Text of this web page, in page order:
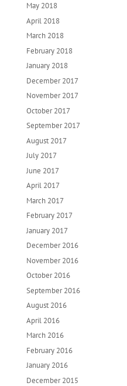
May 2018
April 2018
March 2018
February 2018
January 2018
December 2017
November 2017
October 2017
September 2017
August 2017
July 2017
June 2017
April 2017
March 2017
February 2017
January 2017
December 2016
November 2016
October 2016
September 2016
August 2016
April 2016
March 2016
February 2016
January 2016
December 2015